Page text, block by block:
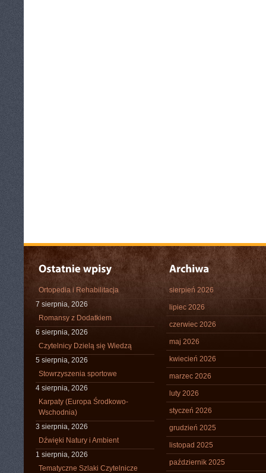
Ortopedia i Rehabilitacja
7 sierpnia, 2026
Romansy z Dodatkiem
6 sierpnia, 2026
Czytelnicy Dzielą się Wiedzą
5 sierpnia, 2026
Stowrzyszenia sportowe
4 sierpnia, 2026
Karpaty (Europa Środkowo-
Wschodnia)
3 sierpnia, 2026
Dźwięki Natury i Ambient
1 sierpnia, 2026
Tematyczne Szlaki Czytelnicze
sierpień 2026
lipiec 2026
czerwiec 2026
maj 2026
kwiecień 2026
marzec 2026
luty 2026
styczeń 2026
grudzień 2025
listopad 2025
październik 2025